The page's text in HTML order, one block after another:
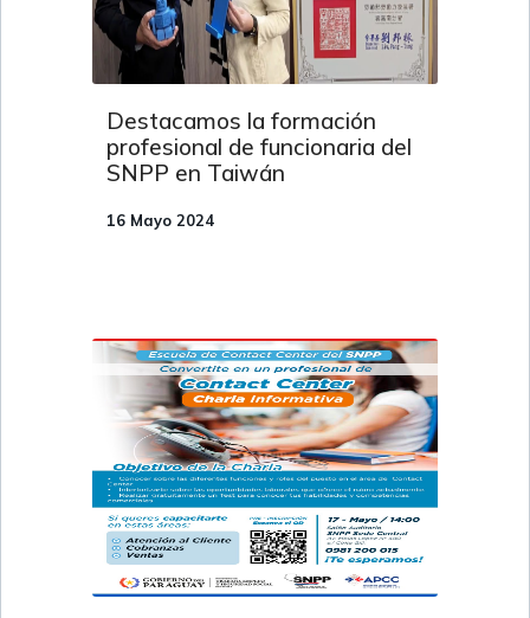
Destacamos la formación
profesional de funcionaria del
SNPP en Taiwán
16 Mayo 2024